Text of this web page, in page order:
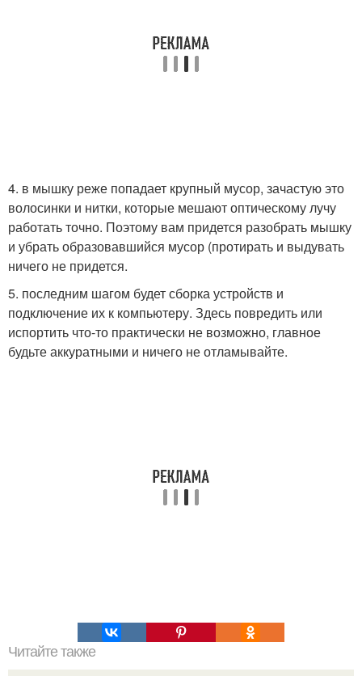
4. в мышку реже попадает крупный мусор, зачастую это
волосинки и нитки, которые мешают оптическому лучу
работать точно. Поэтому вам придется разобрать мышку
и убрать образовавшийся мусор (протирать и выдувать
ничего не придется.
5. последним шагом будет сборка устройств и
подключение их к компьютеру. Здесь повредить или
испортить что-то практически не возможно, главное
будьте аккуратными и ничего не отламывайте.
Читайте также